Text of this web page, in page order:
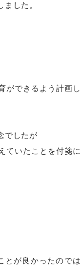
した。
ができるよう計画し
でしたが
ていたことを付箋に
とが良かったのでは